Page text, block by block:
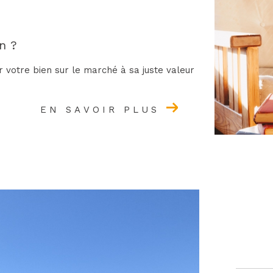
?
bien sur le marché à sa juste valeur
EN SAVOIR PLUS